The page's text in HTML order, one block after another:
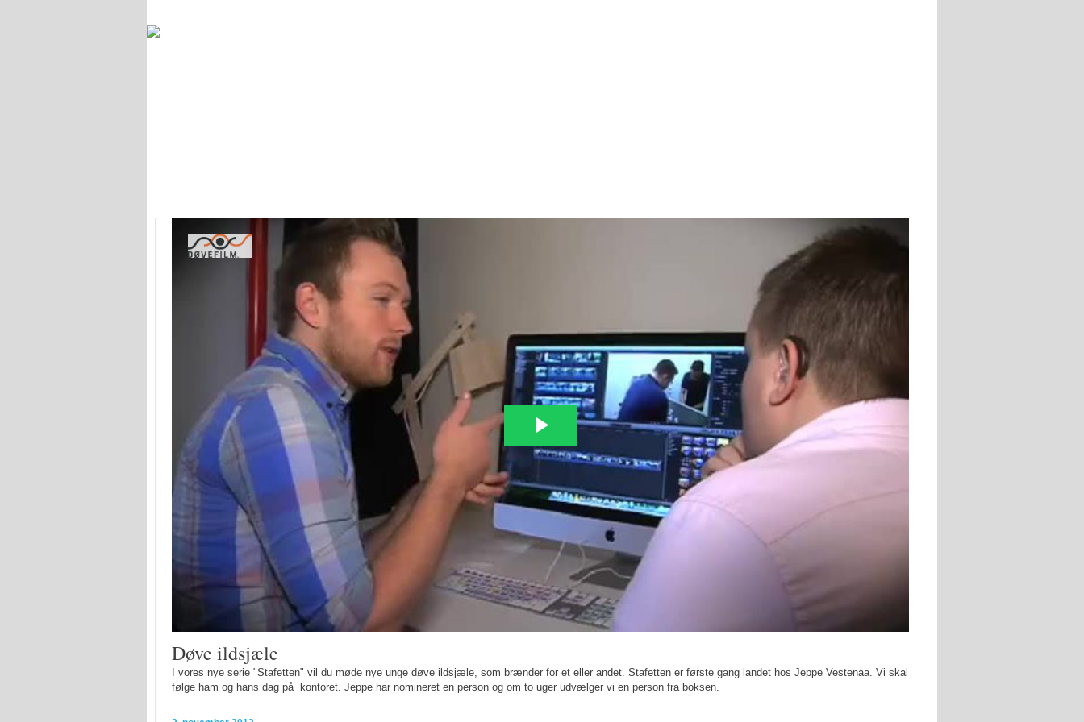
Døve ildsjæle
I vores nye serie "Stafetten" vil du møde nye unge døve ildsjæle, som brænder for et eller andet. Stafetten er første gang landet hos Jeppe Vestenaa. Vi skal
følge ham og hans dag på kontoret. Jeppe har nomineret en person og om to uger udvælger vi en person fra boksen.